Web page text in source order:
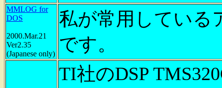
MMLOG for
DOS
2000.Mar.21
Ver2.35
(Japanese only)
私が常用している
です。
TI社のDSP